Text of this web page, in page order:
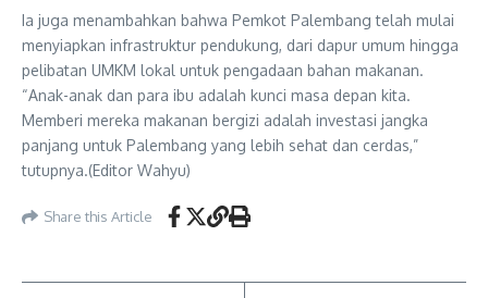
Ia juga menambahkan bahwa Pemkot Palembang telah mulai
menyiapkan infrastruktur pendukung, dari dapur umum hingga
pelibatan UMKM lokal untuk pengadaan bahan makanan.
“Anak-anak dan para ibu adalah kunci masa depan kita.
Memberi mereka makanan bergizi adalah investasi jangka
panjang untuk Palembang yang lebih sehat dan cerdas,”
tutupnya.(Editor Wahyu)
Share this Article